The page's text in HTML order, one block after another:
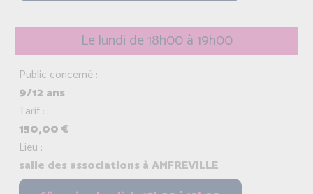
Le lundi de 18h00 à 19h00
Public concerné :
9/12 ans
Tarif :
150,00 €
Lieu :
salle des associations à AMFREVILLE